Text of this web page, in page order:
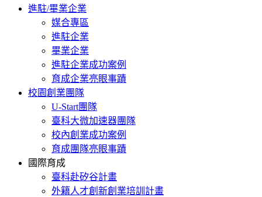
進駐/畢業企業
媒合專區
進駐企業
畢業企業
進駐企業成功案例
育成企業亮眼事蹟
校園創業團隊
U-Start團隊
臺科大微加速器團隊
校內創業成功案例
育成團隊亮眼事蹟
國際育成
臺科赴矽谷計畫
外籍人才創新創業培訓計畫